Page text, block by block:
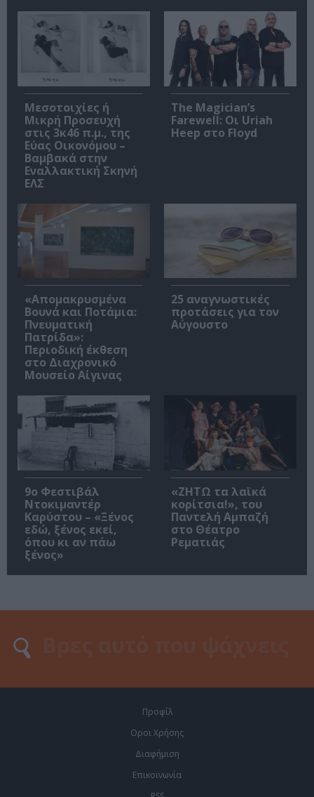
Μεσοτοιχίες ή
Μικρή Προσευχή
στις 3κ46 π.μ., της
Εύας Οικονόμου –
Βαμβακά στην
Εναλλακτική Σκηνή
ΕΛΣ
The Magician’s
Farewell: Οι Uriah
Heep στο Floyd
«Απομακρυσμένα
Βουνά και Ποτάμια:
Πνευματική
Πατρίδα»:
Περιοδική έκθεση
στο Διαχρονικό
Μουσείο Αίγινας
25 αναγνωστικές
προτάσεις για τον
Αύγουστο
9ο Φεστιβάλ
Ντοκιμαντέρ
Καρύστου – «Ξένος
εδώ, ξένος εκεί,
όπου κι αν πάω
ξένος»
«ΖΗΤΩ τα λαϊκά
κορίτσια!», του
Παντελή Αμπαζή
στο Θέατρο
Ρεματιάς
Προφίλ
Οροι Χρήσης
Διαφήμιση
Επικοινωνία